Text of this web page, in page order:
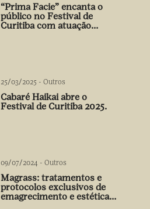
“Prima Facie” encanta o
público no Festival de
Curitiba com atuação
25/03/2025 - Outros
Cabaré Haikai abre o
Festival de Curitiba 2025.
09/07/2024 - Outros
Magrass: tratamentos e
protocolos exclusivos de
emagrecimento e estética